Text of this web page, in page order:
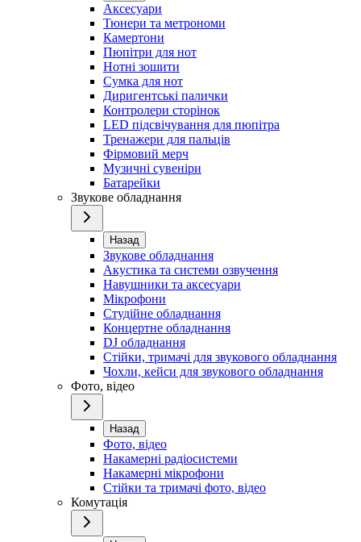
Аксесуари
Тюнери та метрономи
Камертони
Пюпітри для нот
Нотні зошити
Сумка для нот
Диригентські палички
Контролери сторінок
LED підсвічування для пюпітра
Тренажери для пальців
Фірмовий мерч
Музичні сувеніри
Батарейки
Звукове обладнання
Назад
Звукове обладнання
Акустика та системи озвучення
Навушники та аксесуари
Мікрофони
Студійне обладнання
Концертне обладнання
DJ обладнання
Стійки, тримачі для звукового обладнання
Чохли, кейси для звукового обладнання
Фото, відео
Назад
Фото, відео
Накамерні радіосистеми
Накамерні мікрофони
Стійки та тримачі фото, відео
Комутація